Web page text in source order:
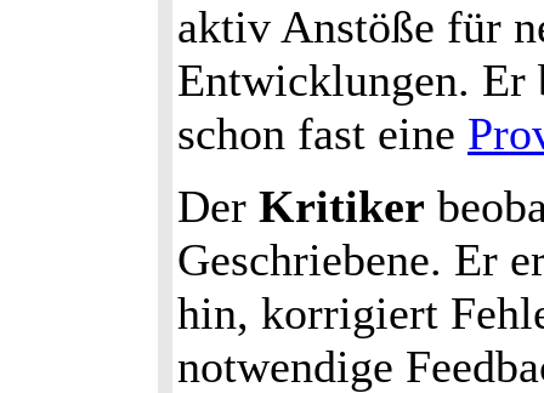
aktiv Anstöße für
Entwicklungen. Er
schon fast eine
Der Kritiker
Geschriebene. Er
hin, korrigiert
notwendige